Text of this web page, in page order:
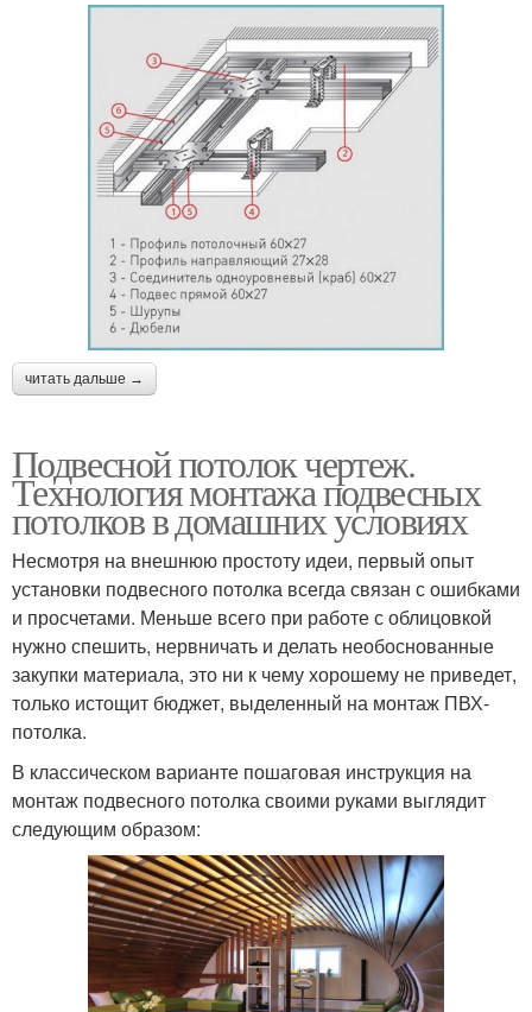
читать дальше →
Подвесной потолок чертеж.
Технология монтажа подвесных
потолков в домашних условиях
Несмотря на внешнюю простоту идеи, первый опыт
установки подвесного потолка всегда связан с ошибками
и просчетами. Меньше всего при работе с облицовкой
нужно спешить, нервничать и делать необоснованные
закупки материала, это ни к чему хорошему не приведет,
только истощит бюджет, выделенный на монтаж ПВХ-
потолка.
В классическом варианте пошаговая инструкция на
монтаж подвесного потолка своими руками выглядит
следующим образом: